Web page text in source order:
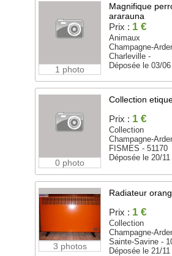
1 photo
Magnifique
ararauna
Prix : 1 €
Animaux
Champagne-
Charleville -
Déposée le 03/
0 photo
Collection
Prix : 1 €
Collection
Champagne-
FISMES - 51170
Déposée le 20/
3 photos
Radiateur
Prix : 1 €
Collection
Champagne-
Sainte-Savine -
Déposée le 21/